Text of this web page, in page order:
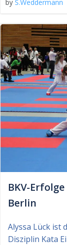
by S.Weddermann
BKV-
Berlin
Alyssa Lück ist
Disziplin Kata